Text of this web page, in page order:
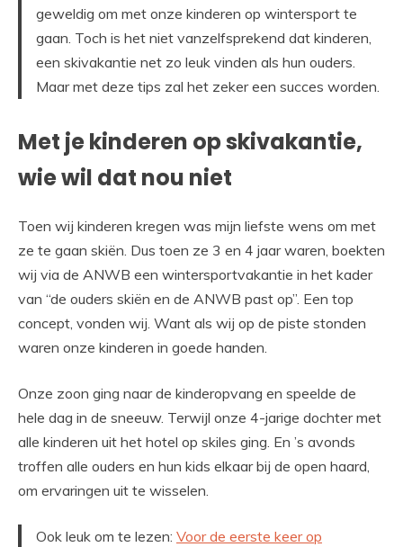
geweldig om met onze kinderen op wintersport te
gaan. Toch is het niet vanzelfsprekend dat kinderen,
een skivakantie net zo leuk vinden als hun ouders.
Maar met deze tips zal het zeker een succes worden.
Met je kinderen op skivakantie,
wie wil dat nou niet
Toen wij kinderen kregen was mijn liefste wens om met
ze te gaan skiën. Dus toen ze 3 en 4 jaar waren, boekten
wij via de ANWB een wintersportvakantie in het kader
van “de ouders skiën en de ANWB past op”. Een top
concept, vonden wij. Want als wij op de piste stonden
waren onze kinderen in goede handen.
Onze zoon ging naar de kinderopvang en speelde de
hele dag in de sneeuw. Terwijl onze 4-jarige dochter met
alle kinderen uit het hotel op skiles ging. En ’s avonds
troffen alle ouders en hun kids elkaar bij de open haard,
om ervaringen uit te wisselen.
Ook leuk om te lezen: Voor de eerste keer op